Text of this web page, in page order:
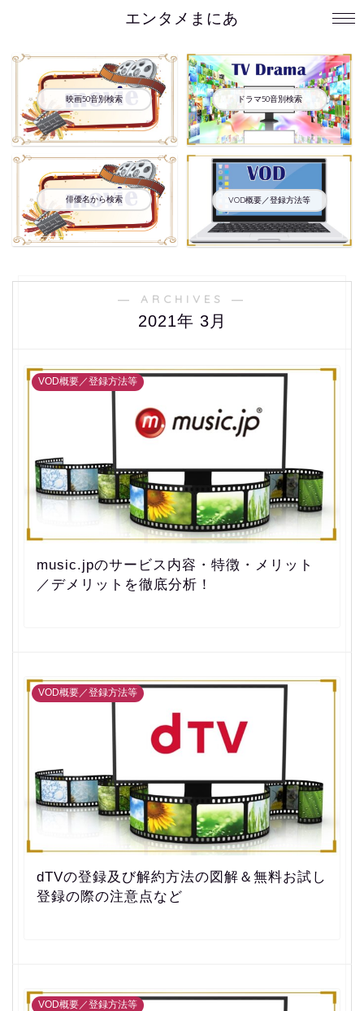
エンタメまにあ
映画50音別検索 ドラマ50音別検索
俳優名から検索 VOD概要／登録方法等
― ARCHIVES ―
2021年 3月
VOD概要／登録方法等
music.jpのサービス内容・特徴・メリット
／デメリットを徹底分析！
VOD概要／登録方法等
dTVの登録及び解約方法の図解＆無料お試し
登録の際の注意点など
VOD概要／登録方法等